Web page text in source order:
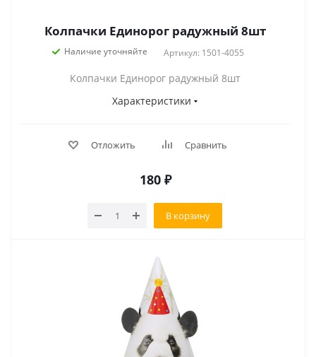
Колпачки Единорог радужный 8шт
Наличие уточняйте Артикул: 1501-4055
Колпачки Единорог радужный 8шт
Характеристики
Отложить Сравнить
180 ₽
В корзину